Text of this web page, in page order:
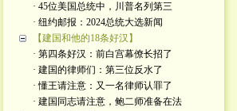
· 45位美国总统中，川普名列第三
· 纽约邮报：2024总统大选新闻
【建国和他的18条好汉】
· 第四条好汉：前白宫幕僚长招了
· 建国的律师们：第三位反水了
· 懂王请注意：又一名律师认罪了
· 建国同志请注意，鲍二师准备在法